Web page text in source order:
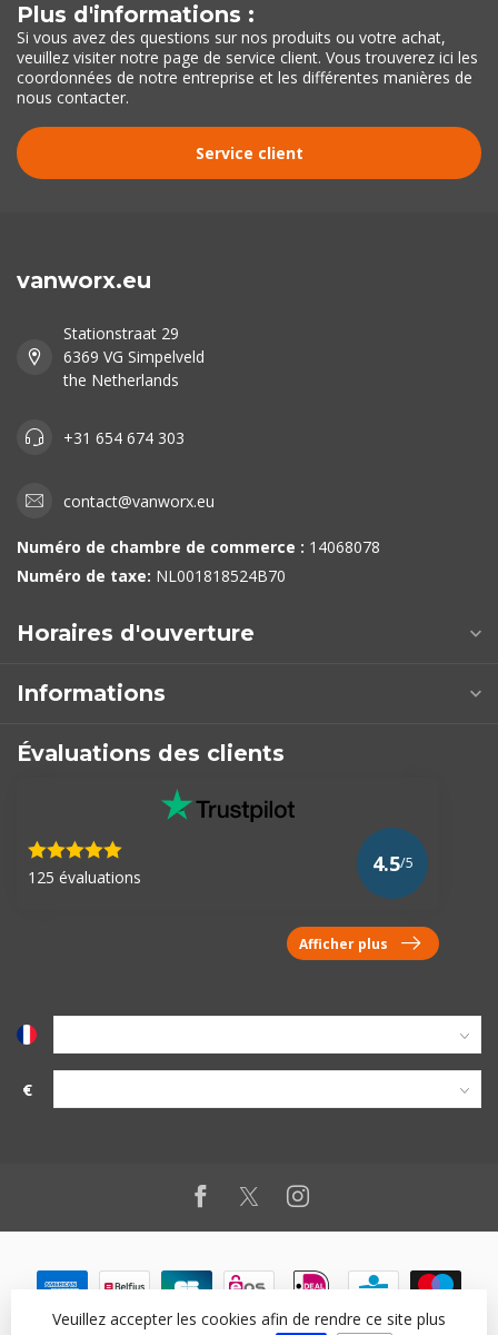
Plus d'informations :
Si vous avez des questions sur nos produits ou votre achat,
veuillez visiter notre page de service client. Vous trouverez ici les
coordonnées de notre entreprise et les différentes manières de
nous contacter.
Service client
vanworx.eu
Stationstraat 29
6369 VG Simpelveld
the Netherlands
+31 654 674 303
contact@vanworx.eu
Numéro de chambre de commerce : 14068078
Numéro de taxe: NL001818524B70
Horaires d'ouverture
Informations
Évaluations des clients
125 évaluations
4.5/5
Afficher plus
€
Veuillez accepter les cookies afin de rendre ce site plus